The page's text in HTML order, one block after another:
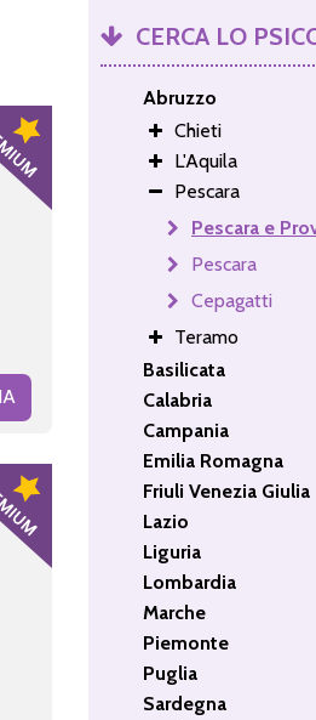
CERCA LO
Abruzzo
Chieti
L'Aquila
Pescara
Pescara e
Pescara
Cepagatti
Teramo
Basilicata
Calabria
Campania
Emilia Romagna
Friuli Venezia Giulia
Lazio
Liguria
Lombardia
Marche
Piemonte
Puglia
Sardegna